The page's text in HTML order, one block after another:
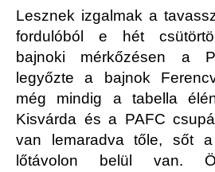
Lesznek izgalmak a
fordulóból e hét
bajnoki mérkőzésen a
legyőzte a bajnok
még mindig a tabella
Kisvárda és a PAFC
van lemaradva tőle, sőt
lőtávolon belül van.